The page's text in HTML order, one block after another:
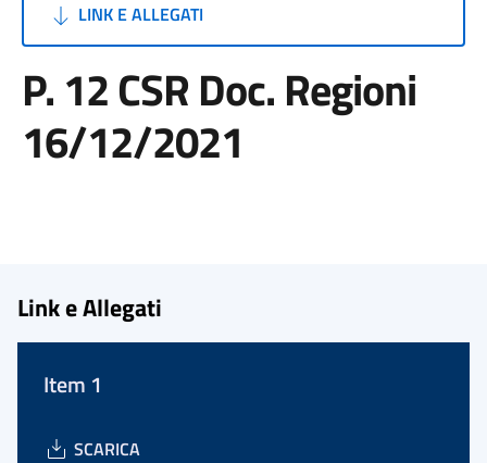
LINK E ALLEGATI
P. 12 CSR Doc. Regioni
16/12/2021
Link e Allegati
Item 1
SCARICA